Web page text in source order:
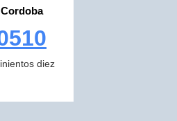
Cordoba
diez